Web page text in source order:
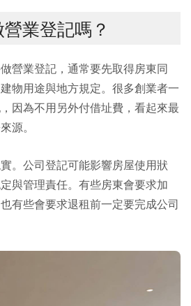
業登記嗎？
營業登記，通常要先取得房東同
物用途與地方規定。很多創業者一
因為不用另外付借址費，看起來最
源。
。公司登記可能影響房屋使用狀
與管理責任。有些房東會要求加
有些會要求退租前一定要完成公司